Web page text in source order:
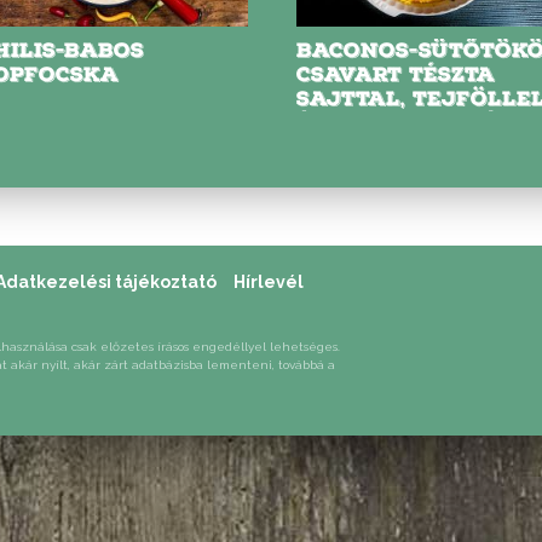
BACONOS-SÜTŐTÖKÖS
CSAVART TÉSZTA
SAJTTAL, TEJFÖLLEL
HÚSOS
tájékoztató Hírlevél
csak előzetes írásos engedéllyel lehetséges.
nyílt, akár zárt adatbázisba lementeni, továbbá a